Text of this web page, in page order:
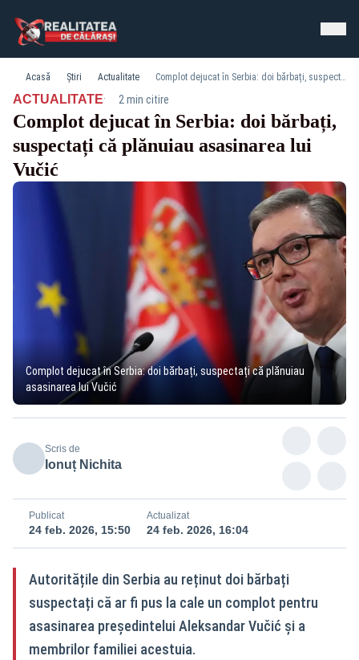
Acasă Știri Actualitate Complot dejucat în Serbia: doi bărbați, suspectați că plănuiau asasinarea lui Vučić
ACTUALITATE· 2 min citire
Complot dejucat în Serbia: doi bărbați,
suspectați că plănuiau asasinarea lui
Vučić
Complot dejucat în Serbia: doi bărbați, suspectați că plănuiau
asasinarea lui Vučić
Scris de
Ionuț Nichita
Publicat
24 feb. 2026, 15:50
Actualizat
24 feb. 2026, 16:04
Autoritățile din Serbia au reținut doi bărbați
suspectați că ar fi pus la cale un complot pentru
asasinarea președintelui Aleksandar Vučić și a
membrilor familiei acestuia.